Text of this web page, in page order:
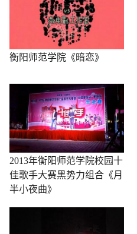
衡阳师范学院《暗恋》
2013年衡阳师范学院校园十
佳歌手大赛黑势力组合《月
半小夜曲》